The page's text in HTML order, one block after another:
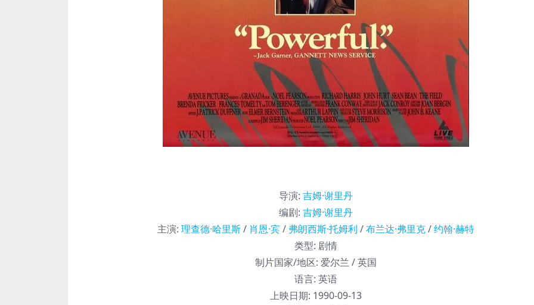
导演: 吉姆·谢里丹
编剧: 吉姆·谢里丹
主演: 理查德·哈里斯/ 肖恩·宾/ 弗朗西斯·托姆利 /布兰达·弗里克/约翰·赫特
类型: 剧情
制片国家/地区: 爱尔兰 / 英国
语言: 英语
上映日期: 1990-09-13